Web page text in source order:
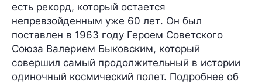
есть рекорд, который остается
непревзойденным уже 60 лет. Он был
поставлен в 1963 году Героем Советского
Союза Валерием Быковским, который
совершил самый продолжительный в истории
одиночный космический полет. Подробнее об